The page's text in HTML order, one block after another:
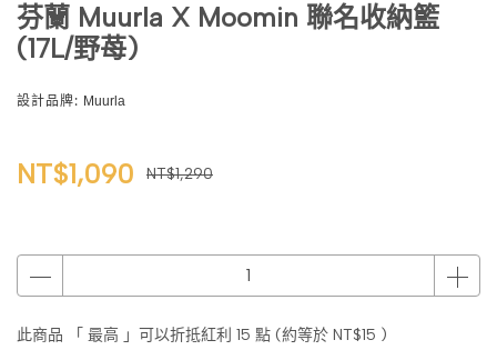
芬蘭 Muurla X Moomin 聯名收納籃
(17L/野苺)
設計品牌: Muurla
NT$1,090 NT$1,290
此商品 「 最高 」可以折抵紅利 15 點 (約等於 NT$15 )